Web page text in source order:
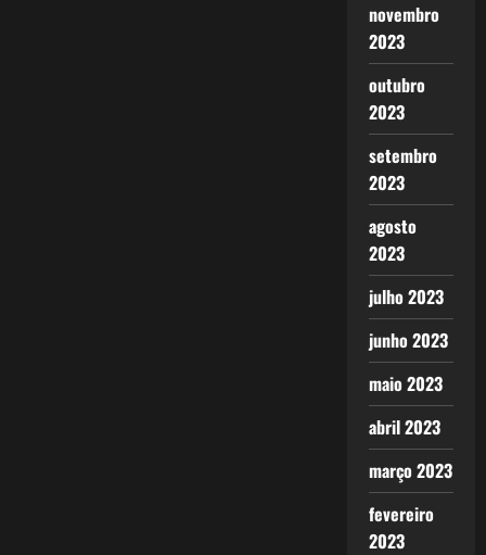
novembro
2023
outubro
2023
setembro
2023
agosto
2023
julho 2023
junho 2023
maio 2023
abril 2023
março 2023
fevereiro
2023